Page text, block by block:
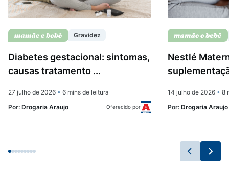
Gravidez
Diabetes gestacional: sintomas,
causas tratamento ...
27 julho de 2026 • 6 mins de leitura
Por: Drogaria Araujo Oferecido por
Nestlé
14 julho de 2026 • 8
Por: Drogaria Araujo